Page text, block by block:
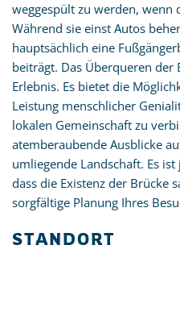
weggespült zu werden, wenn
Während sie einst Autos
hauptsächlich eine
beiträgt. Das Überqueren der
Erlebnis. Es bietet die
Leistung menschlicher
lokalen Gemeinschaft zu
atemberaubende Ausblicke
umliegende Landschaft. Es
dass die Existenz der Brücke
sorgfältige Planung Ihres
STANDORT